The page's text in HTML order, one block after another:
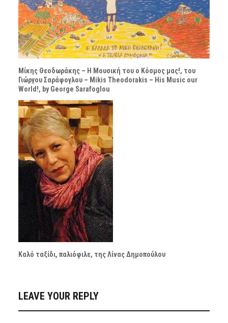
Μίκης Θεοδωράκης – Η Μουσική του ο Κόσμος μας!, του
Γιώργου Σαράφογλου – Mikis Theodorakis – His Music our
World!, by George Sarafoglou
Καλό ταξίδι, παλιόφιλε, της Λίνας Δημοπούλου
LEAVE YOUR REPLY